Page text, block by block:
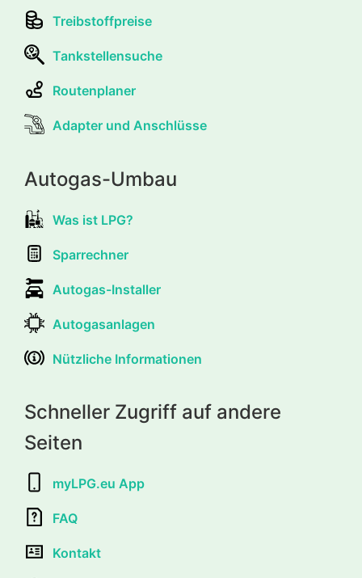
Treibstoffpreise
Tankstellensuche
Routenplaner
Adapter und Anschlüsse
Autogas-Umbau
Was ist LPG?
Sparrechner
Autogas-Installer
Autogasanlagen
Nützliche Informationen
Schneller Zugriff auf andere
Seiten
myLPG.eu App
FAQ
Kontakt